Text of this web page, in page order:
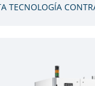
TECNOLOGÍA